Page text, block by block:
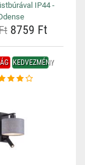
IP44 -
8759 Ft
KEDVEZMÉNY